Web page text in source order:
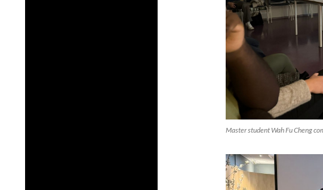
Master student Wah Fu Cheng